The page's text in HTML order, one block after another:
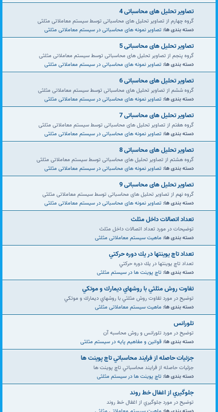
تصاویر تحلیل های محاسباتی 4
گروه چهارم از تصاویر تحلیل های محاسباتی توسط سیستم معاملاتی مثلثی
دسته بندی ها: تصاویر نمونه های محاسباتی در سیستم معاملاتی مثلثی
تصاویر تحلیل های محاسباتی 5
گروه پنجم از تصاویر تحلیل های محاسباتی توسط سیستم معاملاتی مثلثی
دسته بندی ها: تصاویر نمونه های محاسباتی در سیستم معاملاتی مثلثی
تصاویر تحلیل های محاسباتی 6
گروه ششم از تصاویر تحلیل های محاسباتی توسط سیستم معاملاتی مثلثی
دسته بندی ها: تصاویر نمونه های محاسباتی در سیستم معاملاتی مثلثی
تصاویر تحلیل های محاسباتی 7
گروه هفتم از تصاویر تحلیل های محاسباتی توسط سیستم معاملاتی مثلثی
دسته بندی ها: تصاویر نمونه های محاسباتی در سیستم معاملاتی مثلثی
تصاویر تحلیل های محاسباتی 8
گروه هشتم از تصاویر تحلیل های محاسباتی توسط سیستم معاملاتی مثلثی
دسته بندی ها: تصاویر نمونه های محاسباتی در سیستم معاملاتی مثلثی
تصاویر تحلیل های محاسباتی 9
گروه نهم از تصاویر تحلیل های محاسباتی توسط سیستم معاملاتی مثلثی
دسته بندی ها: تصاویر نمونه های محاسباتی در سیستم معاملاتی مثلثی
تعداد اتصالات داخل مثلث
توضیحات در مورد تعداد اتصالات داخل مثلث
دسته بندی ها: ماهیت سیستم معاملاتی مثلثی
تعداد تاچ يوينتها در يك دوره حركتي
تعداد تاچ يوينتها در يك دوره حركتي
دسته بندی ها: تاچ پوینت ها در سیستم مثلثی
تفاوت روش مثلثي با روشهاي ديمارك و موتكي
توضیح در مورد تفاوت روش مثلثي با روشهاي ديمارك و موتكي
دسته بندی ها: ماهیت سیستم معاملاتی مثلثی
تلورانس
توضیح در مورد تلورانس و روش محاسبه آن
دسته بندی ها: قوانین و مفاهیم پایه در سیستم مثلثی
جزئيات حاصله از فرايند محاسباتي تاچ پوينت ها
جزئيات حاصله از فرايند محاسباتي تاچ پوينت ها
دسته بندی ها: تاچ پوینت ها در سیستم مثلثی
جلوگيري از اغفال خط روند
توضیح در مورد جلوگيري از اغفال خط روند